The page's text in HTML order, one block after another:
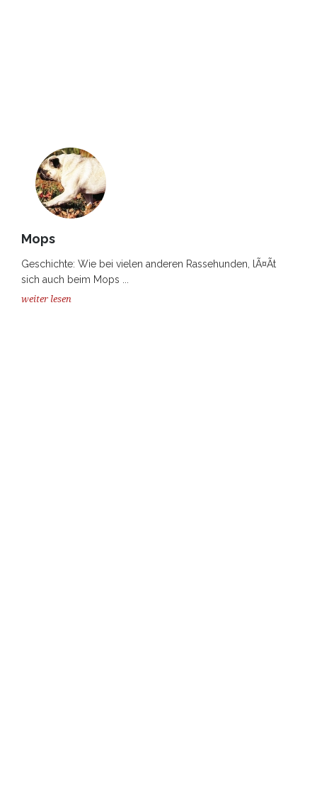
Mops
Geschichte: Wie bei vielen anderen Rassehunden, lÃ¤Ãt
sich auch beim Mops ...
weiter lesen